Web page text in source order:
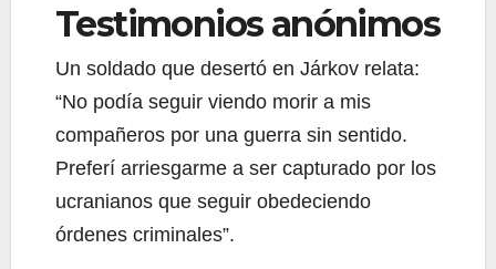
Testimonios anónimos
Un soldado que desertó en Járkov relata:
“No podía seguir viendo morir a mis
compañeros por una guerra sin sentido.
Preferí arriesgarme a ser capturado por los
ucranianos que seguir obedeciendo
órdenes criminales”.